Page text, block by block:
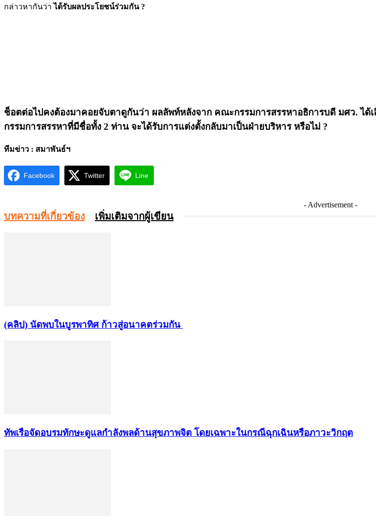
กล่าวหากันว่าได้รับผลประโยชน์ร่วมกัน ?
ช็อตต่อไปคงต้องมาคอยจับตาดูกันว่า ผลลัพท์หลังจาก คณะกรรมการสรรหาอธิการบดี มศว. ไ
กรรมการสรรหาที่มีชื่อทั้ง 2 ท่าน จะได้รับการแต่งตั้งกลับมาเป็นฝ่ายบริหาร หรือไม่ ?
ทีมข่าว : สมาพันธ์ฯ
Facebook Twitter Line
- Advertisement -
บทความที่เกี่ยวข้อง เพิ่มเติมจากผู้เขียน
(คลิป) นัดพบในบูรพาทิศ ก้าวสู่อนาคตร่วมกัน
ทัพเรือจัดอบรมทักษะดูแลกำลังพลด้านสุขภาพจิต โดยเฉพาะในกรณีฉุกเฉินหรือภาวะวิกฤต